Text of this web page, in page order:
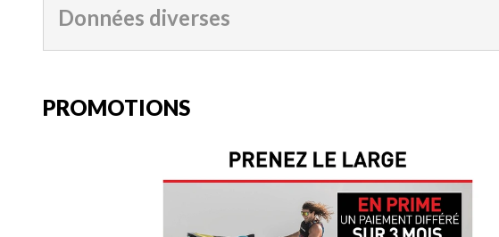
Données diverses
PROMOTIONS